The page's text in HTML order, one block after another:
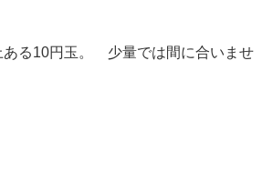
ある10円玉。 少量では間に合いませ